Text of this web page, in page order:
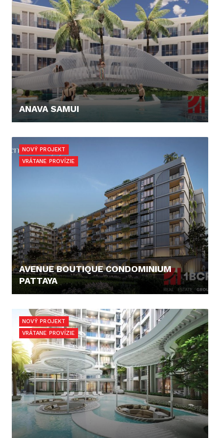
ANAVA SAMUI
NOVÝ PROJEKT
VRÁTANE PROVÍZIE
AVENUE BOUTIQUE CONDOMINIUM
PATTAYA
NOVÝ PROJEKT
VRÁTANE PROVÍZIE